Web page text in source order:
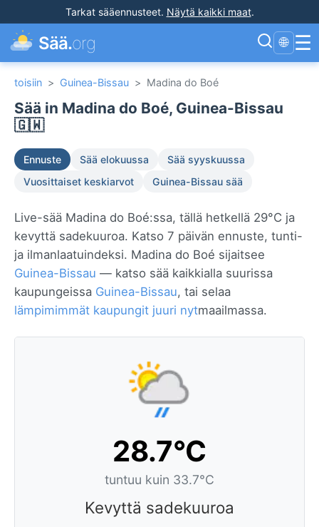
Tarkat sääennusteet. Näytä kaikki maat.
Sää.org 🌐 ☰
toisiin > Guinea-Bissau > Madina do Boé
Sää in Madina do Boé, Guinea-Bissau
🇬🇼
Ennuste Sää elokuussa
Sää syyskuussa
Vuosittaiset keskiarvot
Guinea-Bissau sää
Live-sää Madina do Boé:ssa, tällä hetkellä 29°C ja
kevyttä sadekuuroa. Katso 7 päivän ennuste, tunti-
ja ilmanlaatuindeksi. Madina do Boé sijaitsee
Guinea-Bissau — katso sää kaikkialla suurissa
kaupungeissa Guinea-Bissau, tai selaa
lämpimimmät kaupungit juuri nytmaailmassa.
28.7°C
tuntuu kuin 33.7°C
Kevyttä sadekuuroa